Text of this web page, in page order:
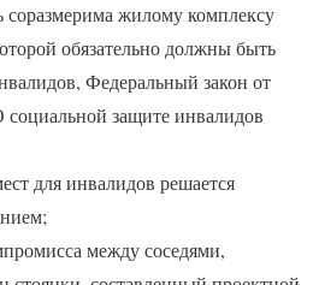
соразмерима жилому комплексу
обязательно должны быть
Федеральный закон от
защите инвалидов
для инвалидов решается
между соседями,